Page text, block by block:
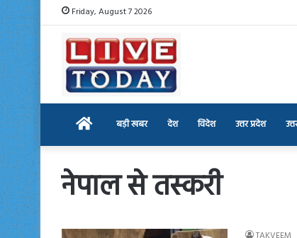
Friday, August 7 2026
Home बड़ी खबर देश विदेश उत्तर प्रदेश
नेपाल से तस्करी